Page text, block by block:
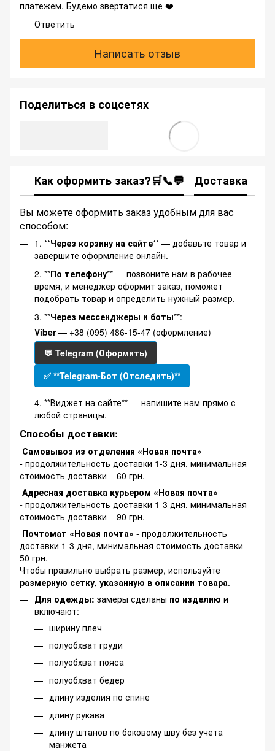
платежем. Будемо звертатися ще ❤️
Ответить
Написать отзыв
Поделиться в соцсетях
Как оформить заказ?🛒📞💬 Доставка
Вы можете оформить заказ удобным для вас
способом:
1. **Через корзину на сайте** — добавьте товар и
завершите оформление онлайн.
2. **По телефону** — позвоните нам в рабочее
время, и менеджер оформит заказ, поможет
подобрать товар и определить нужный размер.
3. **Через мессенджеры и боты**:
Viber— +38 (095) 486-15-47 (оформление)
💬 Telegram (Оформить)
✅ **Telegram-Бот (Отследить)**
4. **Виджет на сайте** — напишите нам прямо с
любой страницы.
Способы доставки:
Самовывоз из отделения «Новая почта»
- продолжительность доставки 1-3 дня, минимальная
стоимость доставки – 60 грн.
Адресная доставка курьером «Новая почта»
- продолжительность доставки 1-3 дня, минимальная
стоимость доставки – 90 грн.
Почтомат «Новая почта» - продолжительность
доставки 1-3 дня, минимальная стоимость доставки –
50 грн.
Чтобы правильно выбрать размер, используйте
размерную сетку, указанную в описании товара.
Для одежды: замеры сделаны по изделию и
включают:
ширину плеч
полуобхват груди
полуобхват пояса
полуобхват бедер
длину изделия по спине
длину рукава
длину штанов по боковому шву без учета
манжета